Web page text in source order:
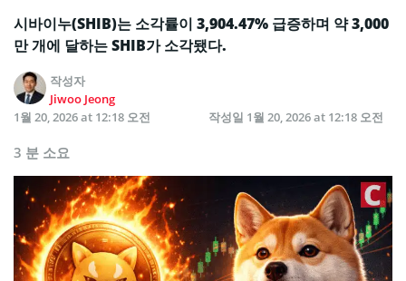
시바이누(SHIB)는 소각률이 3,904.47% 급증하며 약 3,000
만 개에 달하는 SHIB가 소각됐다.
작성자
Jiwoo Jeong
1월 20, 2026 at 12:18 오전
작성일 1월 20, 2026 at 12:18 오전
3 분 소요